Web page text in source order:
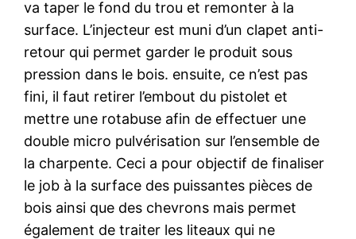
va taper le fond du trou et remonter à la
surface. L’injecteur est muni d’un clapet anti-
retour qui permet garder le produit sous
pression dans le bois. ensuite, ce n’est pas
fini, il faut retirer l’embout du pistolet et
mettre une rotabuse afin de effectuer une
double micro pulvérisation sur l’ensemble de
la charpente. Ceci a pour objectif de finaliser
le job à la surface des puissantes pièces de
bois ainsi que des chevrons mais permet
également de traiter les liteaux qui ne